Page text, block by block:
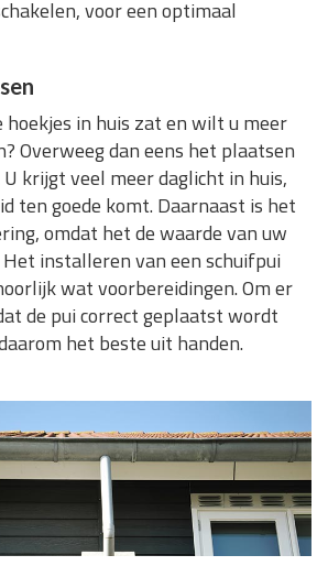
voor een optimaal
hoekjes in huis zat en wilt u meer
Overweeg dan eens het plaatsen
krijgt veel meer daglicht in huis,
ten goede komt. Daarnaast is het
omdat het de waarde van uw
installeren van een schuifpui
wat voorbereidingen. Om er
de pui correct geplaatst wordt
het beste uit handen.